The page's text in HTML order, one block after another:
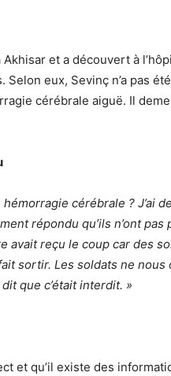
et a découvert à
eux, Sevinç n’a pas
cérébrale aiguë. Il
cérébrale ? J’ai
répondu qu’ils n’ont pas
avait reçu le coup car des
sortir. Les soldats ne nous
que c’était interdit. »
et qu’il existe des